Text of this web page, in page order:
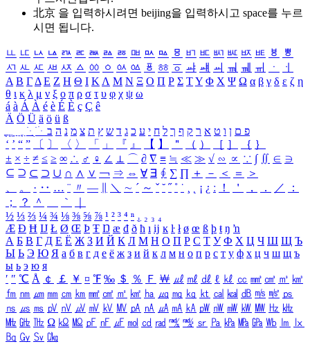
北京 을 입력하시려면 beijing을 입력하시고 space를 누르
시면 됩니다.
ㅥ ㅦ ㅧ ㅨ ㅩ ㅪ ㅫ ㅬ ㅭ ㅮ ㅯ ㅰ ㅱ ㅲ ㅳ ㅴ ㅵ ㅶ ㅷ ㅸ
ㅹ
ㅺ ㅻ ㅼ ㅽ ㅾ ㅿ ㆀ ㆁ ㆂ ㆃ ㆄ ㆅ ㆆ ㆇ ㆈ ㆉ ㆊ ㆋ ㆌ ㆍ
ㆎ
Α Β ΓΔ Ε Ζ Η Θ Ι ΚΛ Μ Ν Ξ Ο Π Ρ Σ ΤΥ Φ Χ Ψ Ω α β γ δ ε ζ η
θ ι κ λ μ ν ξ ο π ρ σ τ υ φ χ ψ ω
á à Á À é è É È ç Ç ê
Ä Ö Ü ä ö ü ß
ִֶֹ ֻּ ׁׂ פ ם ן ו ט א ר ק ף ך ל ח י ע כ ג ד ש ץ ת צ מ נ ה ב
‘ ’ “ ” 〔 〕 〈 〉 「 」 『 』 【 】 ＂ （ ） ［ ］ ｛ ｝
± × ÷ ≠ ≤ ≥ ∞ ∴ ♂ ♀ ∠ ⊥ ⌒ ∂ ∇ ≡ ≒ ≪ ≫ √ ∽ ∝ ∵ ∫ ∬ ∈ ∋
⊆ ⊇ ⊂ ⊃ ∪ ∩ ∧ ∨ ￢ ⇒ ⇔ ∀ ∃ ∮ ∑ ∏ ＋ － ＜ ＝
＞
、
。 · ‥ … ¨ 〃 ― ＼ ∼ ´ ～ ˇ ˘ ˝ ˚ ˙ ¸ ¡ ¿ ː ！ ＇ ， ． ／
：
；
？ ＾ ｀
½ ⅓ ⅔ ¼ ¾ ⅛ ⅜ ⅝ ⅞ ¹ ² ³ ⁴ ⁿ ₁ ₂ ₃ ₄
Æ Ð Ħ Ĳ Ł Ø Œ Þ Ŧ Ŋ æ đ ð ħ ı ĳ ĸ ŀ ł ø œ ß þ ŧ ŋ ŉ
А Б В Г Д Е Ё Ж З И Й К Л М Н О П Р С Т У Ф Х Ц Ч Ш Щ Ъ
Ы Ь Э Ю Я а б в г д е ё ж з и й к л м н о п р с т у ф х ц ч ш щ ъ
ы ь э ю я
′ ″ ℃ Å ￠ ￡ ￥ ¤ ℉ ‰ ＄ ％ Ｆ ￦ ㎕ ㎖ ㎗ ℓ ㎘ ㏄ ㎣ ㎤ ㎥ ㎦
㎙ ㎚ ㎛ ㎜ ㎝ ㎞ ㎟ ㎠ ㎡ ㎢ ㏊ ㎍ ㎎ ㎏ ㏏ ㎈ ㎉ ㏈ ㎧ ㎨ ㎰
㎱ ㎲ ㎳ ㎴ ㎵ ㎶ ㎷ ㎸ ㎹ ㎀ ㎁ ㎂ ㎃ ㎄ ㎺ ㎻ ㎽ ㎾ ㎿ ㎐ ㎑
㎒ ㎓ ㎔ Ω ㏀ ㏁ ㎊ ㎋ ㎌ ㏖ ㏅ ㎭ ㎮ ㎯ ㏛ ㎩ ㎪ ㎫ ㎬ ㏝ ㏐
㏓
㏃ ㏉ ㏜ ㏆